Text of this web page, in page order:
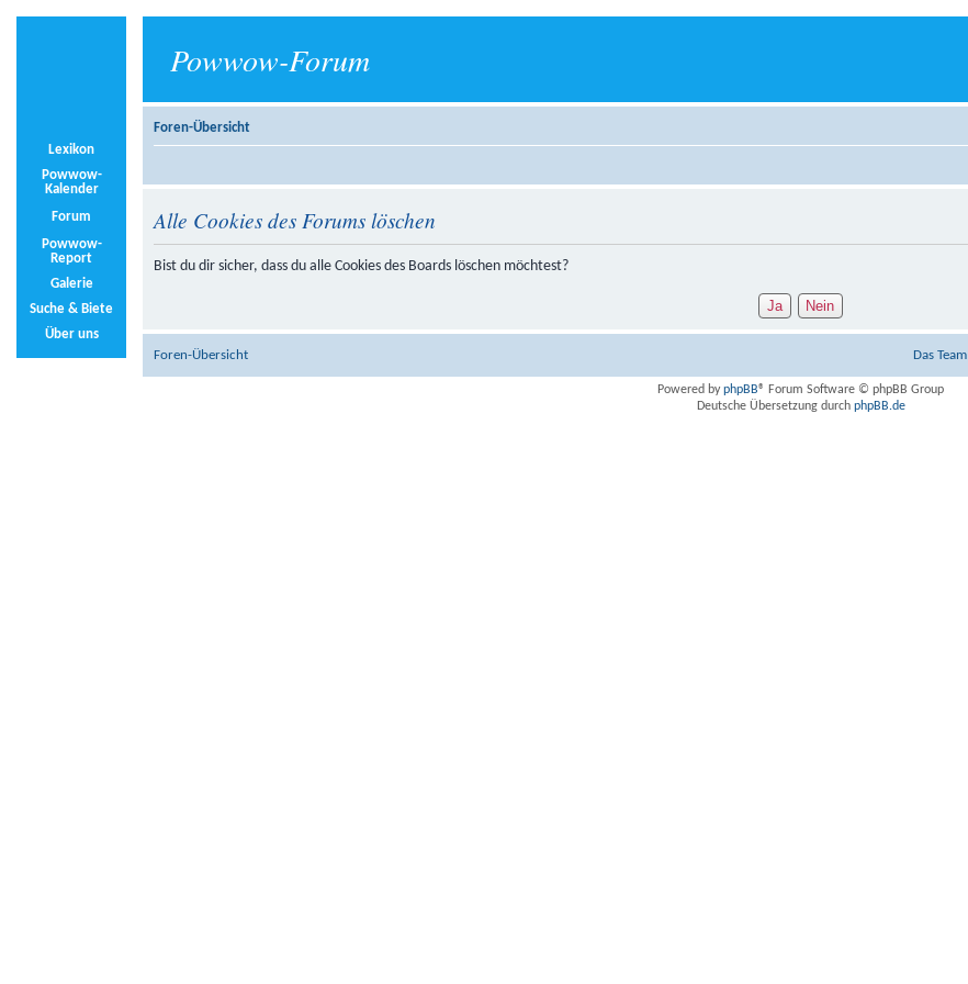
Powwow-Forum
Lexikon
Powwow-
Kalender
Forum
Powwow-
Report
Galerie
Suche & Biete
Über uns
Foren-Übersicht
Alle Cookies des Forums löschen
Bist du dir sicher, dass du alle Cookies des Boards löschen möchtest?
Foren-Übersicht Das Team
Powered byphpBB® Forum Software © phpBB Group
Deutsche Übersetzung durch phpBB.de